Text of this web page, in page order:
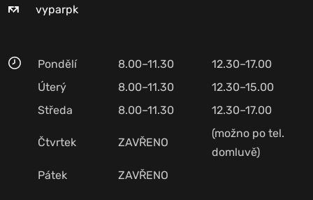
vyparpk
Pondělí 8.00–11.30
12.30–17.00
Úterý
8.00–11.30
12.30–15.00
Středa
8.00–11.30 12.30–17.00
Čtvrtek ZAVŘENO
(možno po tel.
domluvě)
Pátek
ZAVŘENO